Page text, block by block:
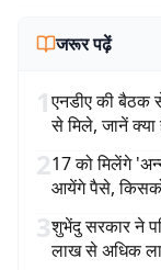
जरूर पढ़ें
1एनडीए की बैठक
से मिले, जानें
217 को मिलेंगे
आयेंगे पैसे, किसको
3शुभेंदु सरकार ने
लाख से अधिक